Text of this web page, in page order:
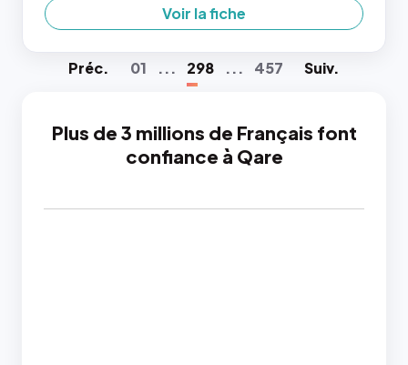
Voir la fiche
Préc. 01 ... 298 ... 457 Suiv.
Plus de 3 millions de Français font
confiance à Qare